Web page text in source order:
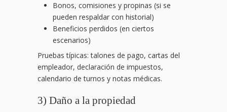
Bonos, comisiones y propinas (si se
pueden respaldar con historial)
Beneficios perdidos (en ciertos
escenarios)
Pruebas típicas: talones de pago, cartas del
empleador, declaración de impuestos,
calendario de turnos y notas médicas.
3) Daño a la propiedad